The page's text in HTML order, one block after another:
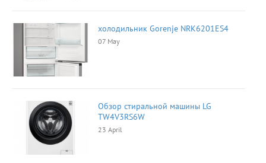
холодильник Gorenje NRK6201ES4
07 May
Обзор стиральной машины LG
TW4V3RS6W
23 April